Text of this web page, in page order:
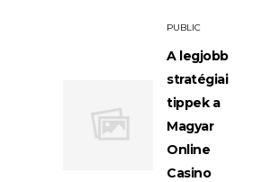
PUBLIC
A legjobb
stratégiai
tippek a
Magyar
Online
Casino